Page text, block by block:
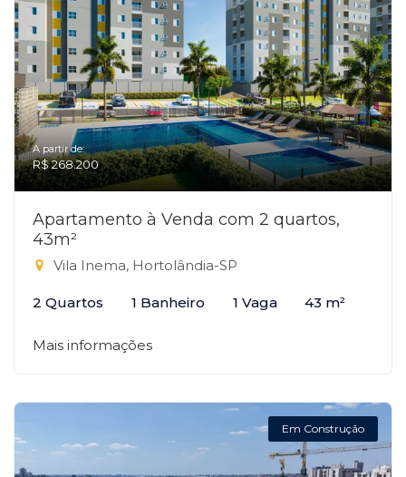
A partir de:
R$ 268.200
Apartamento à Venda com 2 quartos,
43m²
Vila Inema, Hortolândia-SP
2 Quartos 1 Banheiro 1 Vaga 43 m²
Mais informações
Em Construção